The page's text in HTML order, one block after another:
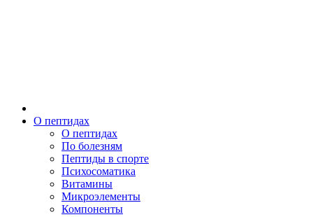
О пептидах
О пептидах
По болезням
Пептиды в спорте
Психосоматика
Витамины
Микроэлементы
Компоненты